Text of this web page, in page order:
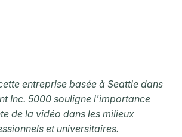
entreprise basée à Seattle dans
Inc. 5000 souligne l'importance
de la vidéo dans les milieux
et universitaires.